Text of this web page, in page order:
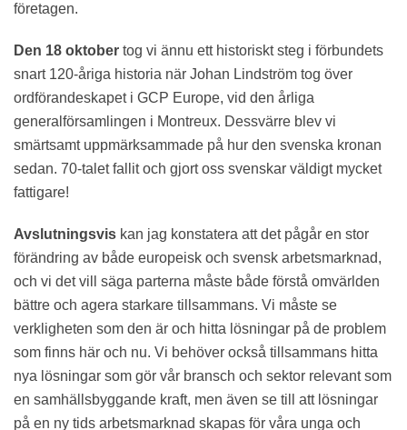
företagen.
Den 18 oktober tog vi ännu ett historiskt steg i förbundets
snart 120-åriga historia när Johan Lindström tog över
ordförandeskapet i GCP Europe, vid den årliga
generalförsamlingen i Montreux. Dessvärre blev vi
smärtsamt uppmärksammade på hur den svenska kronan
sedan. 70-talet fallit och gjort oss svenskar väldigt mycket
fattigare!
Avslutningsvis kan jag konstatera att det pågår en stor
förändring av både europeisk och svensk arbetsmarknad,
och vi det vill säga parterna måste både förstå omvärlden
bättre och agera starkare tillsammans. Vi måste se
verkligheten som den är och hitta lösningar på de problem
som finns här och nu. Vi behöver också tillsammans hitta
nya lösningar som gör vår bransch och sektor relevant som
en samhällsbyggande kraft, men även se till att lösningar
på en ny tids arbetsmarknad skapas för våra unga och